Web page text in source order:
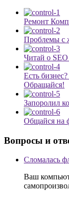
Ремонт
Проблемы с
Читай о
Есть
Обращайся!
Запоролил
Общайся на
Вопросы и
Сломалась
Ваш